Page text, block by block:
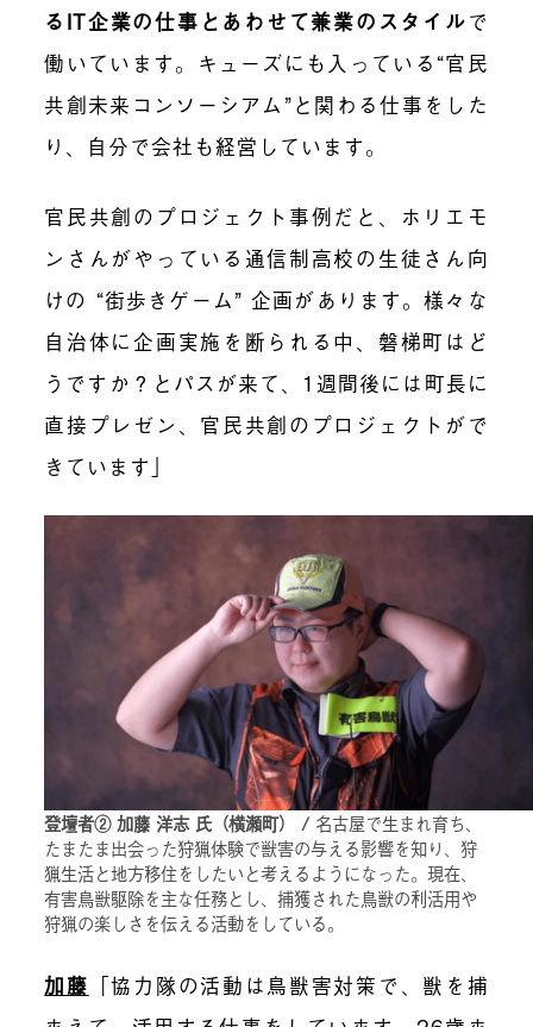
るIT企業の仕事とあわせて兼業のスタイルで
働いています。キューズにも入っている“官民
共創未来コンソーシアム”と関わる仕事をした
り、自分で会社も経営しています。
官民共創のプロジェクト事例だと、ホリエモ
ンさんがやっている通信制高校の生徒さん向
けの “街歩きゲーム” 企画があります。様々な
自治体に企画実施を断られる中、磐梯町はど
うですか？とパスが来て、1週間後には町長に
直接プレゼン、官民共創のプロジェクトがで
きています」
登壇者② 加藤 洋志 氏（横瀬町） / 名古屋で生まれ育ち、
たまたま出会った狩猟体験で獣害の与える影響を知り、狩
猟生活と地方移住をしたいと考えるようになった。現在、
有害鳥獣駆除を主な任務とし、捕獲された鳥獣の利活用や
狩猟の楽しさを伝える活動をしている。
加藤 「協力隊の活動は鳥獣害対策で、獣を捕